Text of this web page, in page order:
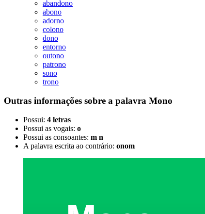
abandono
abono
adorno
colono
dono
entorno
outono
patrono
sono
trono
Outras informações sobre a palavra Mono
Possui: 4 letras
Possui as vogais: o
Possui as consoantes: m n
A palavra escrita ao contrário: onom